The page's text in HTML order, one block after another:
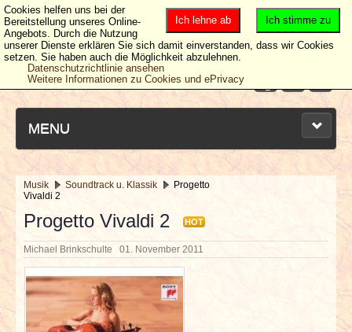
MENU
NEUESTE ARTIKEL
NEWS & DATES
BERICHTE
VERLOSUNGEN
Musik Soundtrack u. Klassik
Progetto
Vivaldi 2
Progetto Vivaldi 2 HOT
Michael Brinkschulte 01. November 2011
Ich stimme zu
Ich lehne ab
Cookies helfen uns bei der
Bereitstellung unseres Online-
Angebots. Durch die Nutzung
unserer Dienste erklären Sie sich damit einverstanden, dass wir Cookies
setzen. Sie haben auch die Möglichkeit abzulehnen.
Datenschutzrichtlinie ansehen
Weitere Informationen zu Cookies und ePrivacy